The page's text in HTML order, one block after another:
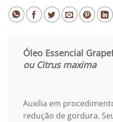
Óleo Essencial
ou Citrus maxima
Auxilia em
redução de gordura.